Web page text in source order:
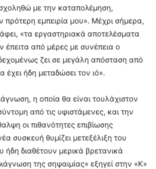
με την καταπολέμηση,
πρότερη εμπειρία μου». Μέχρι σήμερα,
«τα εργαστηριακά αποτελέσματα
έπειτα από μέρες με συνέπεια ο
ζει σε μεγάλη απόσταση από
έχει ήδη μεταδώσει τον ιό».
η οποία θα είναι τουλάχιστον
από τις υφιστάμενες, και την
οι πιθανότητες επιβίωσης
συσκευή θυμίζει μετεξέλιξη του
διαθέτουν μερικά βρετανικά
της σηψαιμίας» εξηγεί στην «Κ»